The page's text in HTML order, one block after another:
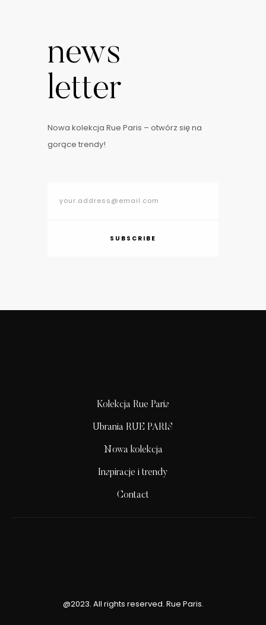
news
letter
Nowa kolekcja Rue Paris – otwórz się na
gorące trendy!
SUBSCRIBE
Kolekcja Rue Paris
Ubrania RUE PARIS
Nowa kolekcja
Inspiracje i trendy
Contact
@2023. All rights reserved. Rue Paris.